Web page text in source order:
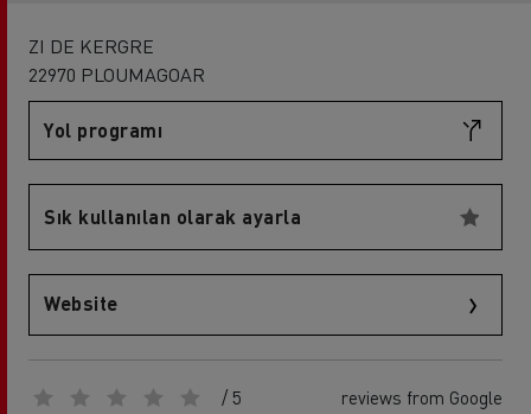
ZI DE KERGRE
22970 PLOUMAGOAR
Yol programı
Sık kullanılan olarak ayarla
Website
/ 5 reviews from Google